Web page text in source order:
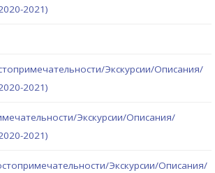
2021)
Экскурсии/Описания/
2021)
Экскурсии/Описания/
2021)
Экскурсии/Описания/